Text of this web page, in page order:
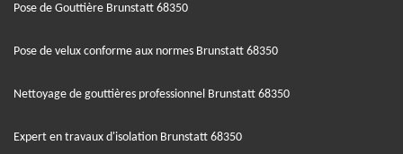
Pose de Gouttière Brunstatt 68350
Pose de velux conforme aux normes Brunstatt 68350
Nettoyage de gouttières professionnel Brunstatt 68350
Expert en travaux d'isolation Brunstatt 68350